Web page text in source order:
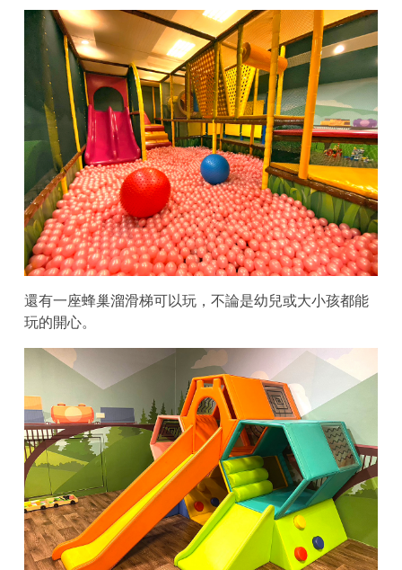
還有一座蜂巢溜滑梯可以玩，不論是幼兒或大小孩都能
玩的開心。